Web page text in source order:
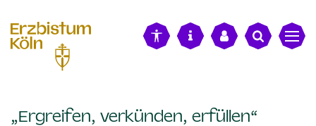
„Ergreifen, verkünden, erfüllen“